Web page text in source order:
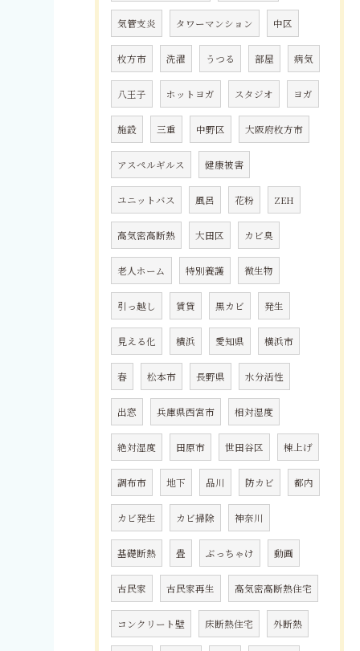
気管支炎 タワーマンション 中区
枚方市 洗濯 うつる 部屋 病気
八王子 ホットヨガ スタジオ ヨガ
施設 三重 中野区 大阪府枚方市
アスペルギルス 健康被害
ユニットバス 風呂 花粉 ZEH
高気密高断熱 大田区 カビ臭
老人ホーム 特別養護 微生物
引っ越し 賃貸 黒カビ 発生
見える化 横浜 愛知県 横浜市
春 松本市 長野県 水分活性
出窓 兵庫県西宮市 相対湿度
絶対湿度 田原市 世田谷区 棟上げ
調布市 地下 品川 防カビ 都内
カビ発生 カビ掃除 神奈川
基礎断熱 畳 ぶっちゃけ 動画
古民家 古民家再生 高気密高断熱住宅
コンクリート壁 床断熱住宅 外断熱